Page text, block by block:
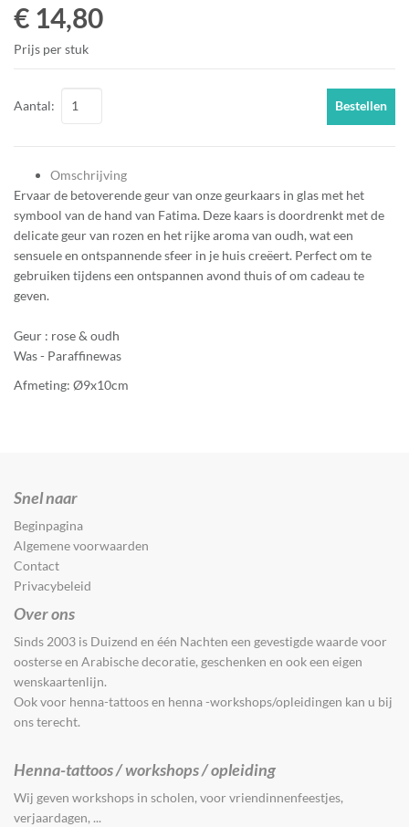
€ 14,80
Prijs per stuk
Aantal: Bestellen
Omschrijving
Ervaar de betoverende geur van onze geurkaars in glas met het
symbool van de hand van Fatima. Deze kaars is doordrenkt met de
delicate geur van rozen en het rijke aroma van oudh, wat een
sensuele en ontspannende sfeer in je huis creëert. Perfect om te
gebruiken tijdens een ontspannen avond thuis of om cadeau te
geven.
Geur : rose & oudh
Was - Paraffinewas
Afmeting: Ø9x10cm
Snel naar
Beginpagina
Algemene voorwaarden
Contact
Privacybeleid
Over ons
Sinds 2003 is Duizend en één Nachten een gevestigde waarde voor
oosterse en Arabische decoratie, geschenken en ook een eigen
wenskaartenlijn.
Ook voor henna-tattoos en henna -workshops/opleidingen kan u bij
ons terecht.
Henna-tattoos / workshops / opleiding
Wij geven workshops in scholen, voor vriendinnenfeestjes,
verjaardagen, ...